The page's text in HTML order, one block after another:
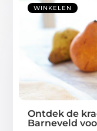
WINKELEN
Ontdek de
Barneveld